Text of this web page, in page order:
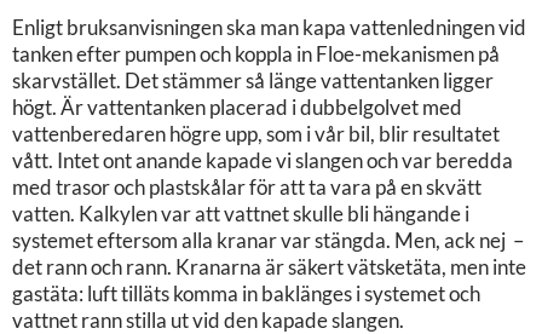
Enligt bruksanvisningen ska man kapa vattenledningen vid
tanken efter pumpen och koppla in Floe-mekanismen på
skarvstället. Det stämmer så länge vattentanken ligger
högt. Är vattentanken placerad i dubbelgolvet med
vattenberedaren högre upp, som i vår bil, blir resultatet
vått. Intet ont anande kapade vi slangen och var beredda
med trasor och plastskålar för att ta vara på en skvätt
vatten. Kalkylen var att vattnet skulle bli hängande i
systemet eftersom alla kranar var stängda. Men, ack nej –
det rann och rann. Kranarna är säkert vätsketäta, men inte
gastäta: luft tilläts komma in baklänges i systemet och
vattnet rann stilla ut vid den kapade slangen.